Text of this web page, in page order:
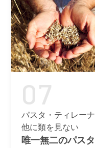
07
パスタ・ティレーナ
他に類を見ない
唯一無二のパスタ